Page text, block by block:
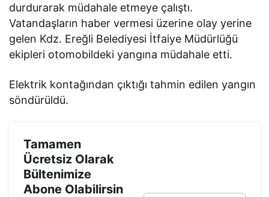
durdurarak müdahale etmeye çalıştı.
Vatandaşların haber vermesi üzerine olay yerine
gelen Kdz. Ereğli Belediyesi İtfaiye Müdürlüğü
ekipleri otomobildeki yangına müdahale etti.
Elektrik kontağından çıktığı tahmin edilen yangın
söndürüldü.
Tamamen
Ücretsiz Olarak
Bültenimize
Abone Olabilirsin